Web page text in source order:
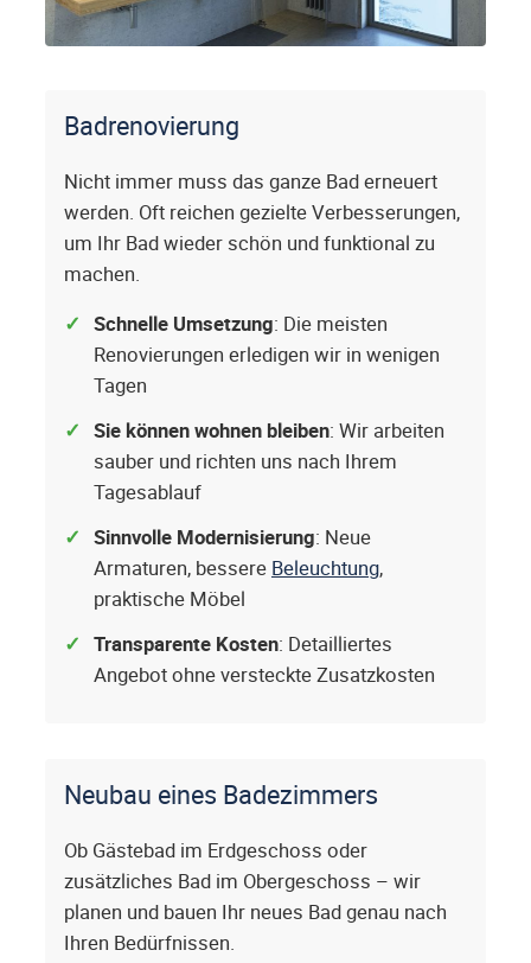
Badrenovierung
Nicht immer muss das ganze Bad erneuert
werden. Oft reichen gezielte Verbesserungen,
um Ihr Bad wieder schön und funktional zu
machen.
Schnelle Umsetzung: Die meisten
Renovierungen erledigen wir in wenigen
Tagen
Sie können wohnen bleiben: Wir arbeiten
sauber und richten uns nach Ihrem
Tagesablauf
Sinnvolle Modernisierung: Neue
Armaturen, bessere Beleuchtung,
praktische Möbel
Transparente Kosten: Detailliertes
Angebot ohne versteckte Zusatzkosten
Neubau eines Badezimmers
Ob Gästebad im Erdgeschoss oder
zusätzliches Bad im Obergeschoss – wir
planen und bauen Ihr neues Bad genau nach
Ihren Bedürfnissen.